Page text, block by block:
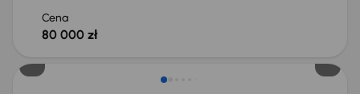
Cena
80 000 zł
Możliwość odliczenia VAT